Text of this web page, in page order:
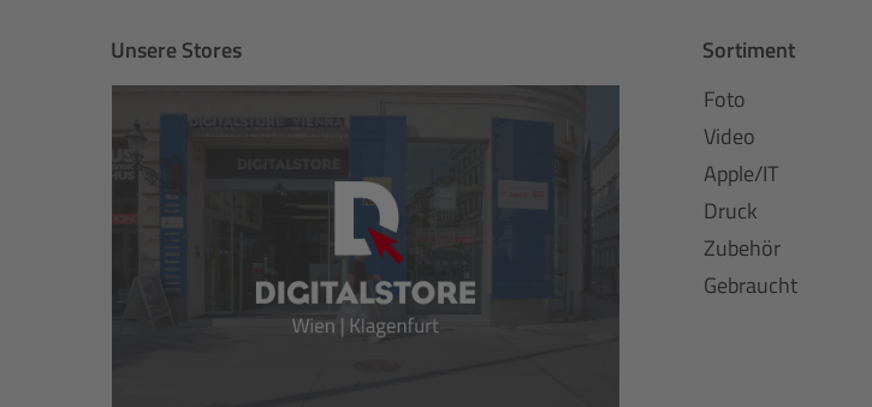
Unsere Stores
Sortiment
Foto
Video
Apple/IT
Druck
Zubehör
Gebraucht